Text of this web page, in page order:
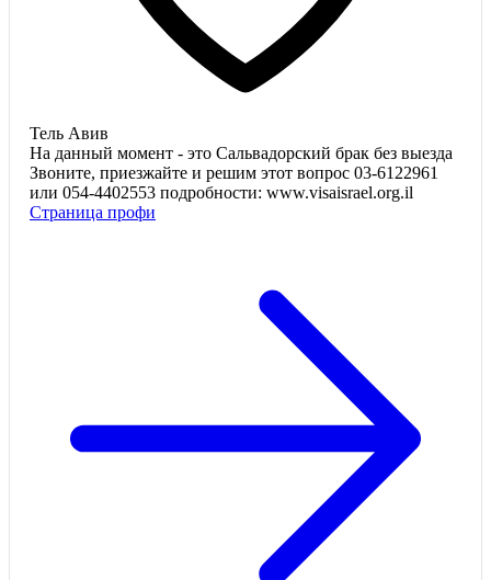
Тель Авив
На данный момент - это Сальвадорский брак без выезда
Звоните, приезжайте и решим этот вопрос 03-6122961
или 054-4402553 подробности: www.visaisrael.org.il
Страница профи